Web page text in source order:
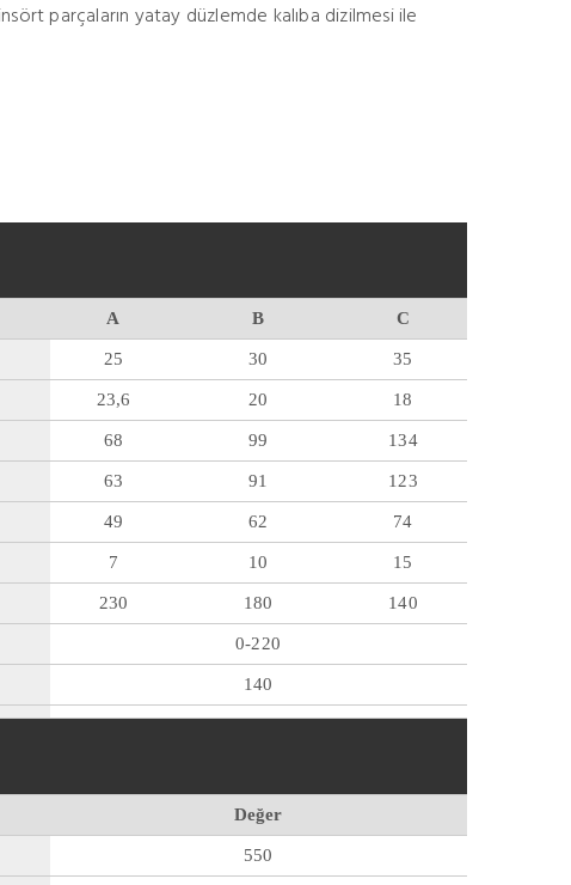
parçaların yatay düzlemde kalıba dizilmesi ile
A B C
25 30 35
23,6 20 18
68 99 134
63 91 123
49 62 74
7 10 15
230 180 140
0-220
140
Değer
550